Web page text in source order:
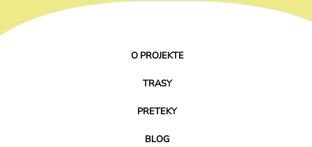
O PROJEKTE
TRASY
PRETEKY
BLOG